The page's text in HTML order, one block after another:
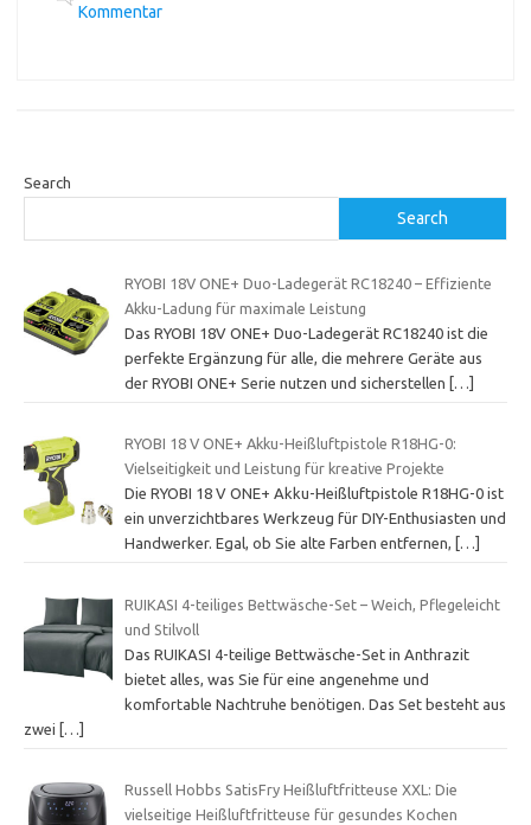
Kommentar
Search
Search
RYOBI 18V ONE+ Duo-Ladegerät RC18240 – Effiziente
Akku-Ladung für maximale Leistung
Das RYOBI 18V ONE+ Duo-Ladegerät RC18240 ist die
perfekte Ergänzung für alle, die mehrere Geräte aus
der RYOBI ONE+ Serie nutzen und sicherstellen
[…]
RYOBI 18 V ONE+ Akku-Heißluftpistole R18HG-0:
Vielseitigkeit und Leistung für kreative Projekte
Die RYOBI 18 V ONE+ Akku-Heißluftpistole R18HG-0 ist
ein unverzichtbares Werkzeug für DIY-Enthusiasten und
Handwerker. Egal, ob Sie alte Farben entfernen,
[…]
RUIKASI 4-teiliges Bettwäsche-Set – Weich, Pflegeleicht
und Stilvoll
Das RUIKASI 4-teilige Bettwäsche-Set in Anthrazit
bietet alles, was Sie für eine angenehme und
komfortable Nachtruhe benötigen. Das Set besteht aus
zwei
[…]
Russell Hobbs SatisFry Heißluftfritteuse XXL: Die
vielseitige Heißluftfritteuse für gesundes Kochen